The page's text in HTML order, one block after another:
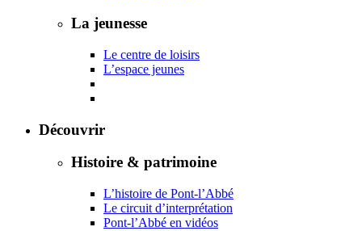
La jeunesse
Le centre de loisirs
L’espace jeunes
Découvrir
Histoire & patrimoine
L’histoire de Pont-l’Abbé
Le circuit d’interprétation
Pont-l’Abbé en vidéos